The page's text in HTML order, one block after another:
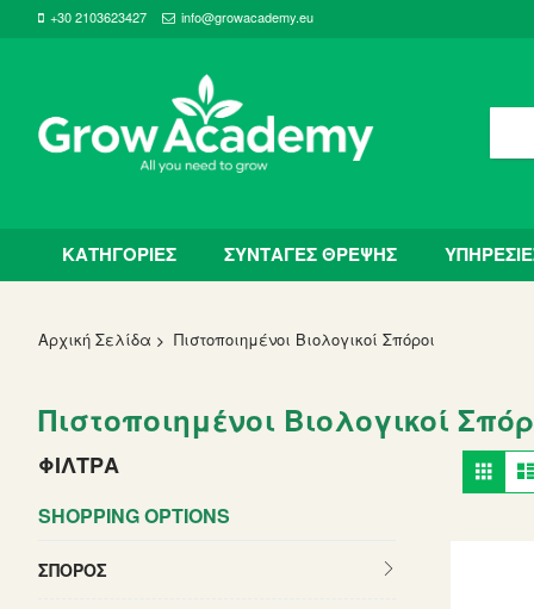
+30 2103623427 info@growacademy.eu
ΚΑΤΗΓΟΡΙΕΣ ΣΥΝΤΑΓΕΣ ΘΡΕΨΗΣ
Αρχική Σελίδα Πιστοποιημένοι Βιολογικοί Σπόροι
Πιστοποιημένοι Βιολογικοί
as
Grid
ΦΙΛΤΡΑ
SHOPPING OPTIONS
ΣΠΌΡΟΣ